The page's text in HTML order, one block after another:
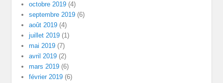
octobre 2019 (4)
septembre 2019 (6)
août 2019 (4)
juillet 2019 (1)
mai 2019 (7)
avril 2019 (2)
mars 2019 (6)
février 2019 (6)